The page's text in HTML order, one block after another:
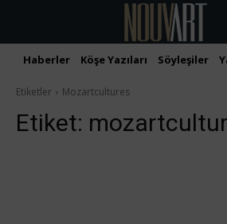
Haberler Köşe Yazıları Söyleşiler
Etiketler Mozartcultures
Etiket: